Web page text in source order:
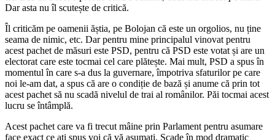
Dar asta nu îl scutește de critică.
Îl criticăm pe oamenii ăștia, pe Bolojan că este un orgolios, nu ține
seama de nimic, etc. Dar pentru mine principalul vinovat pentru
acest pachet de măsuri este PSD, pentru că PSD este votat și are un
electorat care este tocmai cel care plătește. Mai mult, PSD a spus în
momentul în care s-a dus la guvernare, împotriva sfaturilor pe care
noi le-am dat, a spus că are o condiție de bază și anume că prin tot
acest pachet să nu scadă nivelul de trai al românilor. Păi tocmai acest
lucru se întâmplă.
Acest pachet care va fi trecut mâine prin Parlament pentru asumare
face exact ce ați spus voi că vă asumați. Scade în mod dramatic